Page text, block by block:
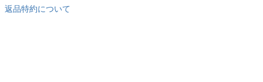
返品特約について